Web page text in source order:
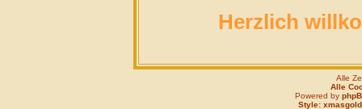
Herzlich
Alle
Alle
Powered by
Style: xmasgold